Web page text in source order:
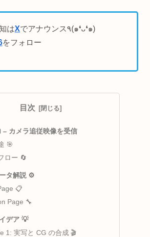
はX
でアナウンス٩(๑❛ᴗ❛๑)
をフォロー
目次
– カメラ追従映像を受信
🎯
ロー 🔄
タ解説 ⚙️
📋
Page 🔧
デア 💡
1: 実写と CG の合成 🎬